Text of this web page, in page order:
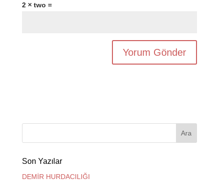
2 × two =
Son Yazılar
DEMİR HURDACILIĞI